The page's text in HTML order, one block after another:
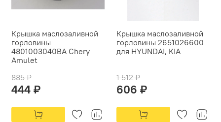
Крышка маслозаливной
горловины
4801003040BA Chery
Amulet
885 ₽
444 ₽
Крышка маслозаливной
горловины 2651026600
для HYUNDAI, KIA
1 512 ₽
606 ₽